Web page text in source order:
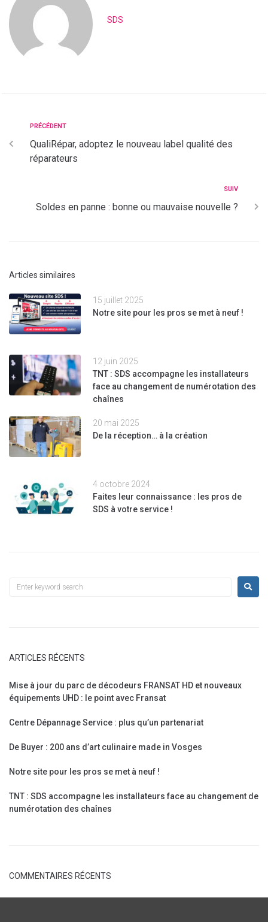
SDS
PRÉCÉDENT
QualiRépar, adoptez le nouveau label qualité des
réparateurs
SUIV
Soldes en panne : bonne ou mauvaise nouvelle ?
Articles similaires
15 juillet 2025
Notre site pour les pros se met à neuf !
12 juin 2025
TNT : SDS accompagne les installateurs
face au changement de numérotation des
chaînes
20 mai 2025
De la réception… à la création
4 octobre 2024
Faites leur connaissance : les pros de
SDS à votre service !
ARTICLES RÉCENTS
Mise à jour du parc de décodeurs FRANSAT HD et nouveaux
équipements UHD : le point avec Fransat
Centre Dépannage Service : plus qu’un partenariat
De Buyer : 200 ans d’art culinaire made in Vosges
Notre site pour les pros se met à neuf !
TNT : SDS accompagne les installateurs face au changement de
numérotation des chaînes
COMMENTAIRES RÉCENTS